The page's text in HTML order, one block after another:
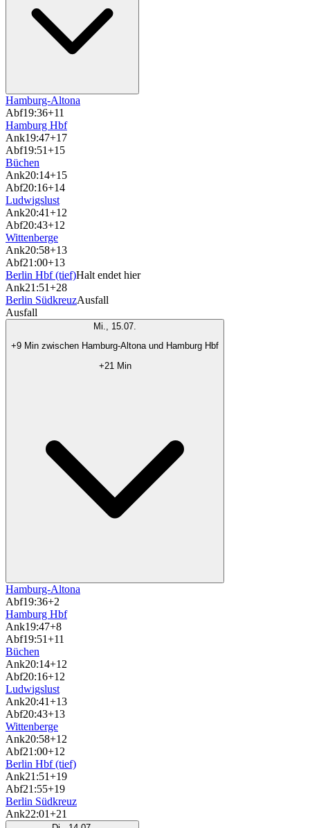
Hamburg-Altona
Abf19:36+11
Hamburg Hbf
Ank19:47+17
Abf19:51+15
Büchen
Ank20:14+15
Abf20:16+14
Ludwigslust
Ank20:41+12
Abf20:43+12
Wittenberge
Ank20:58+13
Abf21:00+13
Berlin Hbf (tief)Halt endet hier
Ank21:51+28
Berlin SüdkreuzAusfall
Ausfall
Mi., 15.07.
+9 Min zwischen Hamburg-Altona und Hamburg Hbf
+21 Min
Hamburg-Altona
Abf19:36+2
Hamburg Hbf
Ank19:47+8
Abf19:51+11
Büchen
Ank20:14+12
Abf20:16+12
Ludwigslust
Ank20:41+13
Abf20:43+13
Wittenberge
Ank20:58+12
Abf21:00+12
Berlin Hbf (tief)
Ank21:51+19
Abf21:55+19
Berlin Südkreuz
Ank22:01+21